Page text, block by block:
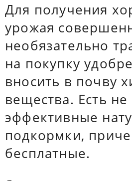
Для получения
урожая
необязательно
на покупку
вносить в почву
вещества. Есть
эффективные
подкормки,
бесплатные.